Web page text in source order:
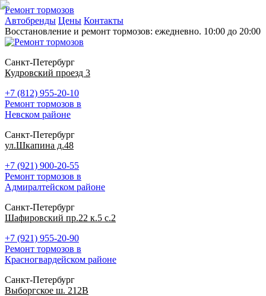
Ремонт тормозов
Автобренды Цены Контакты
Восстановление и ремонт тормозов: ежедневно. 10:00 до 20:00
Санкт-Петербург
Кудровский проезд 3
+7 (812) 955-20-10
Ремонт тормозов в
Невском районе
Санкт-Петербург
ул.Шкапина д.48
+7 (921) 900-20-55
Ремонт тормозов в
Адмиралтейском районе
Санкт-Петербург
Шафировский пр.22 к.5 с.2
+7 (921) 955-20-90
Ремонт тормозов в
Красногвардейском районе
Санкт-Петербург
Выборгское ш. 212В